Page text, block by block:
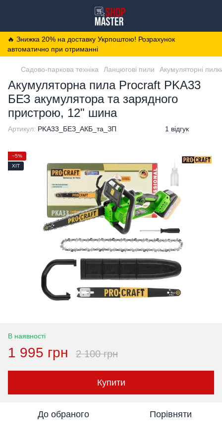
🔥 Знижка 20% на доставку Укрпоштою! Розрахунок
автоматично при отриманні
Садово-паркова техніка Ланцюгові пили Акумуляторні
Акумуляторна пила Procraft PKA33
БЕЗ акумулятора та зарядного
пристрою, 12" шина
Артикул: PKA33_БЕЗ_АКБ_та_ЗП 1 відгук
−5%
ХІТ
В наявності
1 995 грн 2 100 грн
Купити
До обраного Порівняти